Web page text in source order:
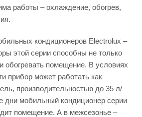
работы – охлаждение, обогрев,
кондиционеров Electrolux –
этой серии способны не только
обогревать помещение. В условиях
прибор может работать как
производительностью до 35 л/
дни мобильный кондиционер серии
помещение. А в межсезонье –